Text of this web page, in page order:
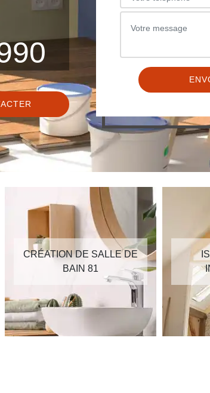
CRÉATION DE SALLE DE
BAIN 81